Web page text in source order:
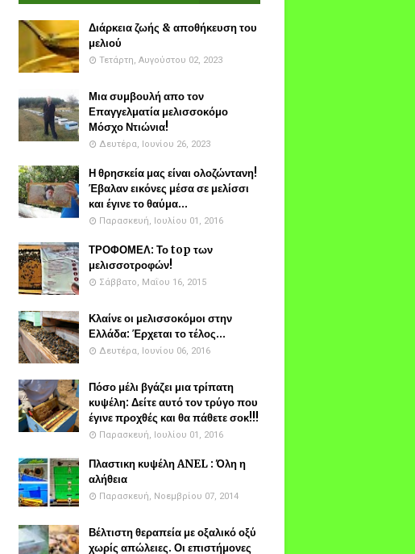
Διάρκεια ζωής & αποθήκευση του
μελιού
Τετάρτη, Αυγούστου 02, 2023
Μια συμβουλή απο τον
Επαγγελματία μελισσοκόμο
Μόσχο Ντιώνια!
Δευτέρα, Ιουνίου 26, 2023
Η θρησκεία μας είναι ολοζώντανη!
Έβαλαν εικόνες μέσα σε μελίσσι
και έγινε το θαύμα...
Παρασκευή, Ιουλίου 01, 2016
ΤΡΟΦΟΜΕΛ: Το top των
μελισσοτροφών!
Σάββατο, Μαΐου 16, 2015
Κλαίνε οι μελισσοκόμοι στην
Ελλάδα: Έρχεται το τέλος...
Δευτέρα, Ιουνίου 06, 2016
Πόσο μέλι βγάζει μια τρίπατη
κυψέλη: Δείτε αυτό τον τρύγο που
έγινε προχθές και θα πάθετε σοκ!!!
Παρασκευή, Ιουλίου 01, 2016
Πλαστικη κυψέλη ANEL : Όλη η
αλήθεια
Παρασκευή, Νοεμβρίου 07, 2014
Βέλτιστη θεραπεία με οξαλικό οξύ
χωρίς απώλειες. Οι επιστήμονες